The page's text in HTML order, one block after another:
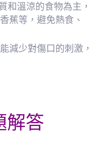
和溫涼的食物為主，
蕉等，避免熱食、
減少對傷口的刺激，
解答